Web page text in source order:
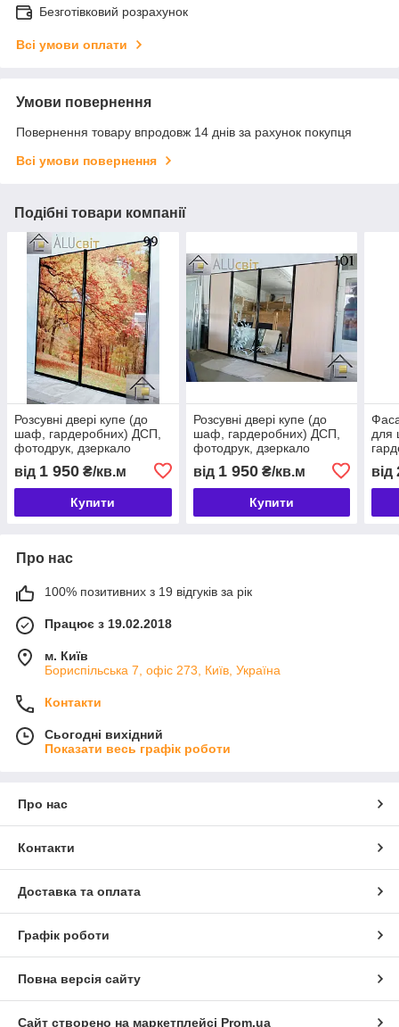
Безготівковий розрахунок
Всі умови оплати
Умови повернення
Повернення товару впродовж 14 днів за рахунок покупця
Всі умови повернення
Подібні товари компанії
Розсувні двері купе (до
шаф, гардеробних) ДСП,
фотодрук, дзеркало
від 1 950 ₴/кв.м
Купити
Розсувні двері купе (до
шаф, гардеробних) ДСП,
фотодрук, дзеркало
від 1 950₴/кв.м
Купити
для
від
Про нас
100% позитивних з 19 відгуків за рік
Працює з 19.02.2018
м. Київ
Бориспільська 7, офіс 273, Київ, Україна
Контакти
Сьогодні вихідний
Показати весь графік роботи
Про нас
Контакти
Доставка та оплата
Графік роботи
Повна версія сайту
Сайт створено на маркетплейсі Prom.ua